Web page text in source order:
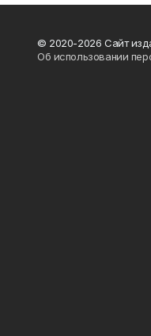
© 2020-2026 Сайт
Об использовании